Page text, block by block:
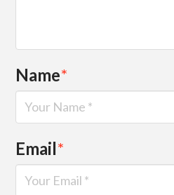
Name*
Email*